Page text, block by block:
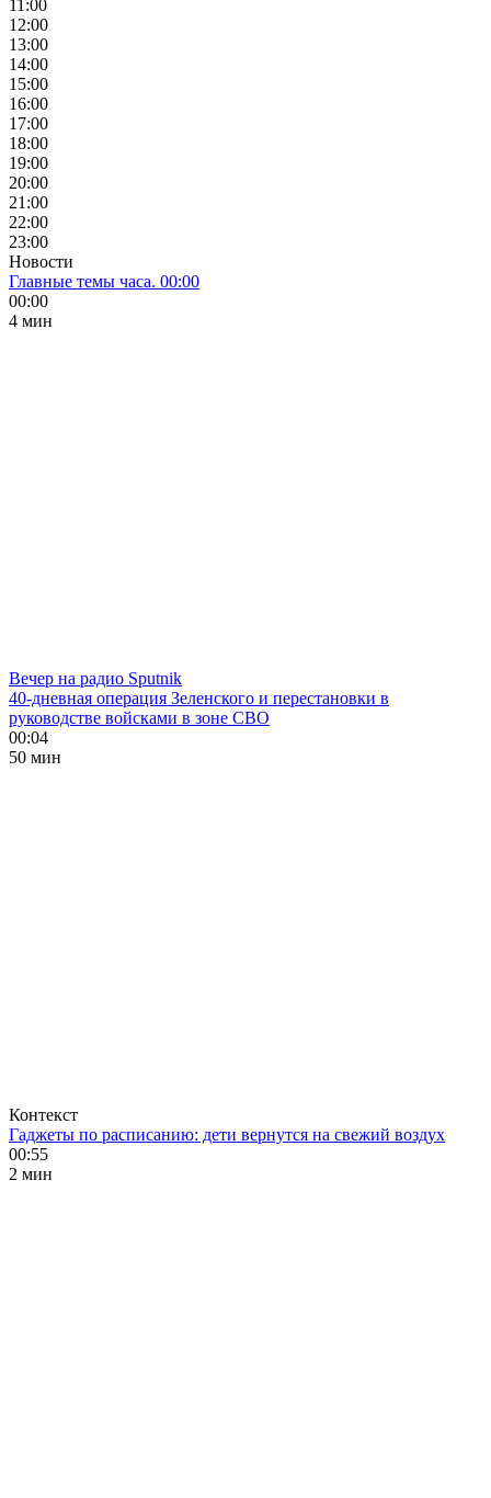
11:00
12:00
13:00
14:00
15:00
16:00
17:00
18:00
19:00
20:00
21:00
22:00
23:00
Новости
Главные темы часа. 00:00
00:00
4 мин
Вечер на радио Sputnik
40-дневная операция Зеленского и перестановки в
руководстве войсками в зоне СВО
00:04
50 мин
Контекст
Гаджеты по расписанию: дети вернутся на свежий воздух
00:55
2 мин